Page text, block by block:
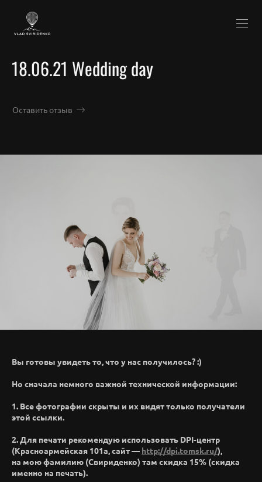
18.06.21 Wedding day
Оставить отзыв
Вы готовы увидеть то, что у нас получилось? :)
Но сначала немного важной технической информации:
1. Все фотографии скрыты и их видят только получатели
этой ссылки.
2. Для печати рекомендую использовать DPI-центр
(Красноармейская 101а, сайт — http://dpi.tomsk.ru/),
на мою фамилию (Свириденко) там скидка 15% (скидка
именно на печать).